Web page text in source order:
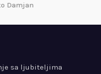
Damjan
sa ljubiteljima